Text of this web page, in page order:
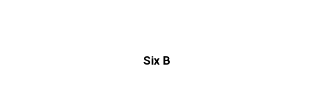
Six B